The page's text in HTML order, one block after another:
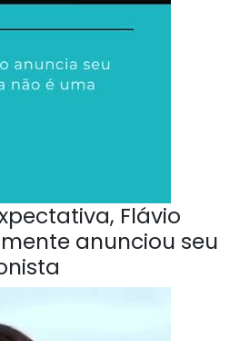
Flávio
anunciou seu